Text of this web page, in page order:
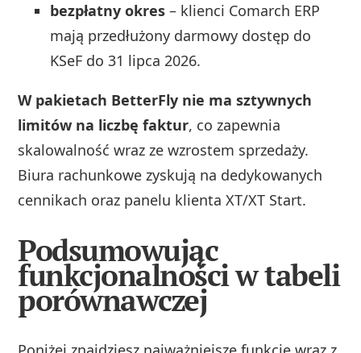
bezpłatny okres – klienci Comarch ERP
mają przedłużony darmowy dostęp do
KSeF do 31 lipca 2026.
W pakietach BetterFly nie ma sztywnych
limitów na liczbę faktur, co zapewnia
skalowalność wraz ze wzrostem sprzedaży.
Biura rachunkowe zyskują na dedykowanych
cennikach oraz panelu klienta XT/XT Start.
Podsumowując
funkcjonalności w tabeli
porównawczej